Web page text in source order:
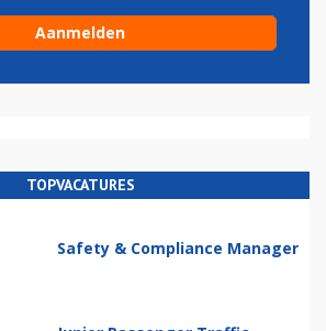
TOPVACATURES
Safety & Compliance Manager